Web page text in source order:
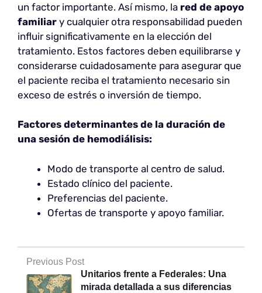
un factor importante. Así mismo, la red de apoyo
familiar y cualquier otra responsabilidad pueden
influir significativamente en la elección del
tratamiento. Estos factores deben equilibrarse y
considerarse cuidadosamente para asegurar que
el paciente reciba el tratamiento necesario sin
exceso de estrés o inversión de tiempo.
Factores determinantes de la duración de
una sesión de hemodiálisis:
Modo de transporte al centro de salud.
Estado clínico del paciente.
Preferencias del paciente.
Ofertas de transporte y apoyo familiar.
Previous Post
Unitarios frente a Federales: Una
mirada detallada a sus diferencias